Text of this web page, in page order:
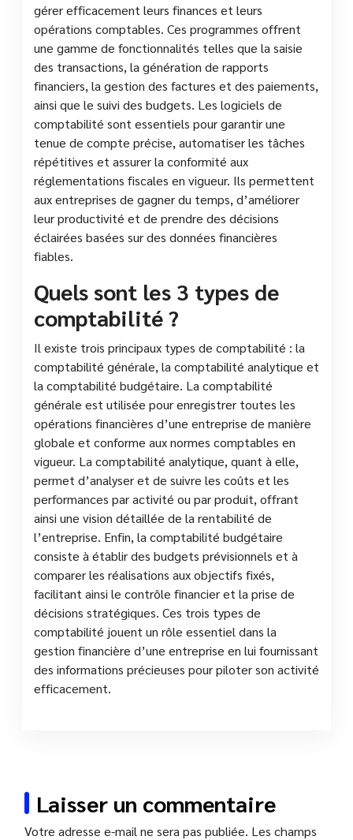
gérer efficacement leurs finances et leurs
opérations comptables. Ces programmes offrent
une gamme de fonctionnalités telles que la saisie
des transactions, la génération de rapports
financiers, la gestion des factures et des paiements,
ainsi que le suivi des budgets. Les logiciels de
comptabilité sont essentiels pour garantir une
tenue de compte précise, automatiser les tâches
répétitives et assurer la conformité aux
réglementations fiscales en vigueur. Ils permettent
aux entreprises de gagner du temps, d’améliorer
leur productivité et de prendre des décisions
éclairées basées sur des données financières
fiables.
Quels sont les 3 types de
comptabilité ?
Il existe trois principaux types de comptabilité : la
comptabilité générale, la comptabilité analytique et
la comptabilité budgétaire. La comptabilité
générale est utilisée pour enregistrer toutes les
opérations financières d’une entreprise de manière
globale et conforme aux normes comptables en
vigueur. La comptabilité analytique, quant à elle,
permet d’analyser et de suivre les coûts et les
performances par activité ou par produit, offrant
ainsi une vision détaillée de la rentabilité de
l’entreprise. Enfin, la comptabilité budgétaire
consiste à établir des budgets prévisionnels et à
comparer les réalisations aux objectifs fixés,
facilitant ainsi le contrôle financier et la prise de
décisions stratégiques. Ces trois types de
comptabilité jouent un rôle essentiel dans la
gestion financière d’une entreprise en lui fournissant
des informations précieuses pour piloter son activité
efficacement.
Laisser un commentaire
Votre adresse e-mail ne sera pas publiée. Les champs